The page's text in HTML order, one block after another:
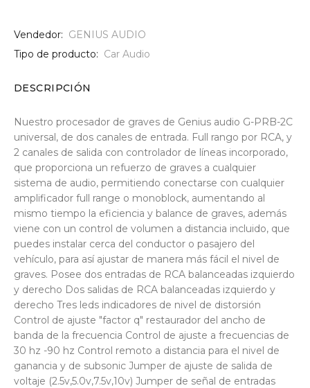
Vendedor: GENIUS AUDIO
Tipo de producto: Car Audio
DESCRIPCIÓN
Nuestro procesador de graves de Genius audio G-PRB-2C
universal, de dos canales de entrada. Full rango por RCA, y
2 canales de salida con controlador de líneas incorporado,
que proporciona un refuerzo de graves a cualquier
sistema de audio, permitiendo conectarse con cualquier
amplificador full range o monoblock, aumentando al
mismo tiempo la eficiencia y balance de graves, además
viene con un control de volumen a distancia incluido, que
puedes instalar cerca del conductor o pasajero del
vehículo, para así ajustar de manera más fácil el nivel de
graves. Posee dos entradas de RCA balanceadas izquierdo
y derecho Dos salidas de RCA balanceadas izquierdo y
derecho Tres leds indicadores de nivel de distorsión
Control de ajuste "factor q" restaurador del ancho de
banda de la frecuencia Control de ajuste a frecuencias de
30 hz -90 hz Control remoto a distancia para el nivel de
ganancia y de subsonic Jumper de ajuste de salida de
voltaje (2.5v,5.0v,7.5v,10v) Jumper de señal de entradas